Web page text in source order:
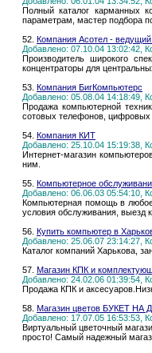
Полный каталог карманных
параметрам, мастер подбора
52. Компания Асотел - ведущий
Добавлено: 07.10.04 13:02:42,
Производитель широкого
концентраторы для
53. Компания БигКомпьютерс
Добавлено: 05.08.04 14:18:49,
Продажа компьютерной
сотовых телефонов, цифровых
54. Компания КИТ
Добавлено: 25.10.04 15:19:38,
Интернет-магазин
ним.
55. Компьютерное
Добавлено: 06.06.03 05:54:10,
Компьютерная помощь в
условия обслуживания, выезд
56. Купить компьютер в
Добавлено: 25.06.07 23:14:27,
Каталог компаний Харькова,
57. Магазин КПК и
Добавлено: 24.02.06 01:39:54,
Продажа КПК и
58. Магазин цветов БУКЕТ НА
Добавлено: 17.07.05 16:53:53,
Виртуальный цветочный
просто! Самый надежный